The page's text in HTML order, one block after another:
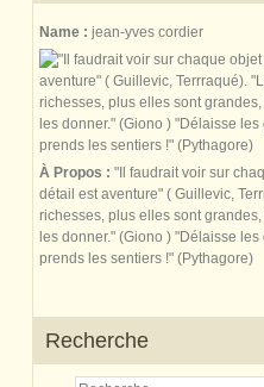
Name : jean-yves cordier
À Propos : "Il faudrait voir sur
détail est aventure" ( Guillevic,
richesses, plus elles sont
les donner." (Giono ) "Délaisse
prends les sentiers !" (Pythagore)
Recherche